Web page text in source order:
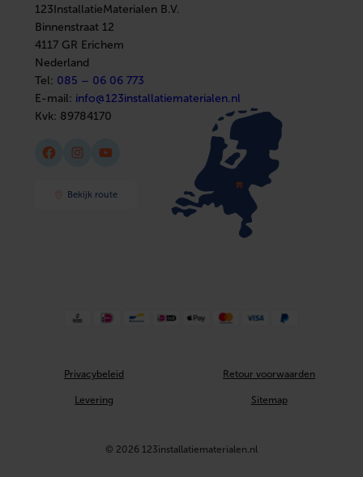
Afbouwmaterialen
Elektra
Installatiemateriaal
Sanitair
Afbouwmaterialen
123InstallatieMaterialen B.V.
Binnenstraat 12
4117 GR Erichem
Nederland
Tel: 085 – 06 06 773
E-mail: info@123installatiematerialen.nl
Kvk: 89784170
Facebook Instagram YouTube
Bekijk route
Privacybeleid Retour voorwaarden
Levering Sitemap
© 2026 123installatiematerialen.nl